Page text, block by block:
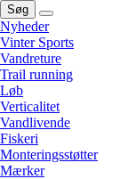
Søg
Nyheder
Vinter Sports
Vandreture
Trail running
Løb
Verticalitet
Vandlivende
Fiskeri
Monteringsstøtter
Mærker